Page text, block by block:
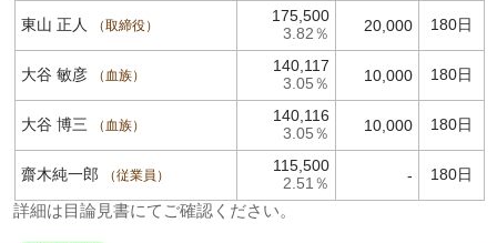
東山 正人 取締役
175,500
3.82％ 20,000 180日
大谷 敏彦 血族
140,117
3.05％ 10,000 180日
大谷 博三 血族
140,116
3.05％ 10,000 180日
齋木純一郎 従業員
115,500
2.51％ - 180日
詳細は目論見書にてご確認ください。